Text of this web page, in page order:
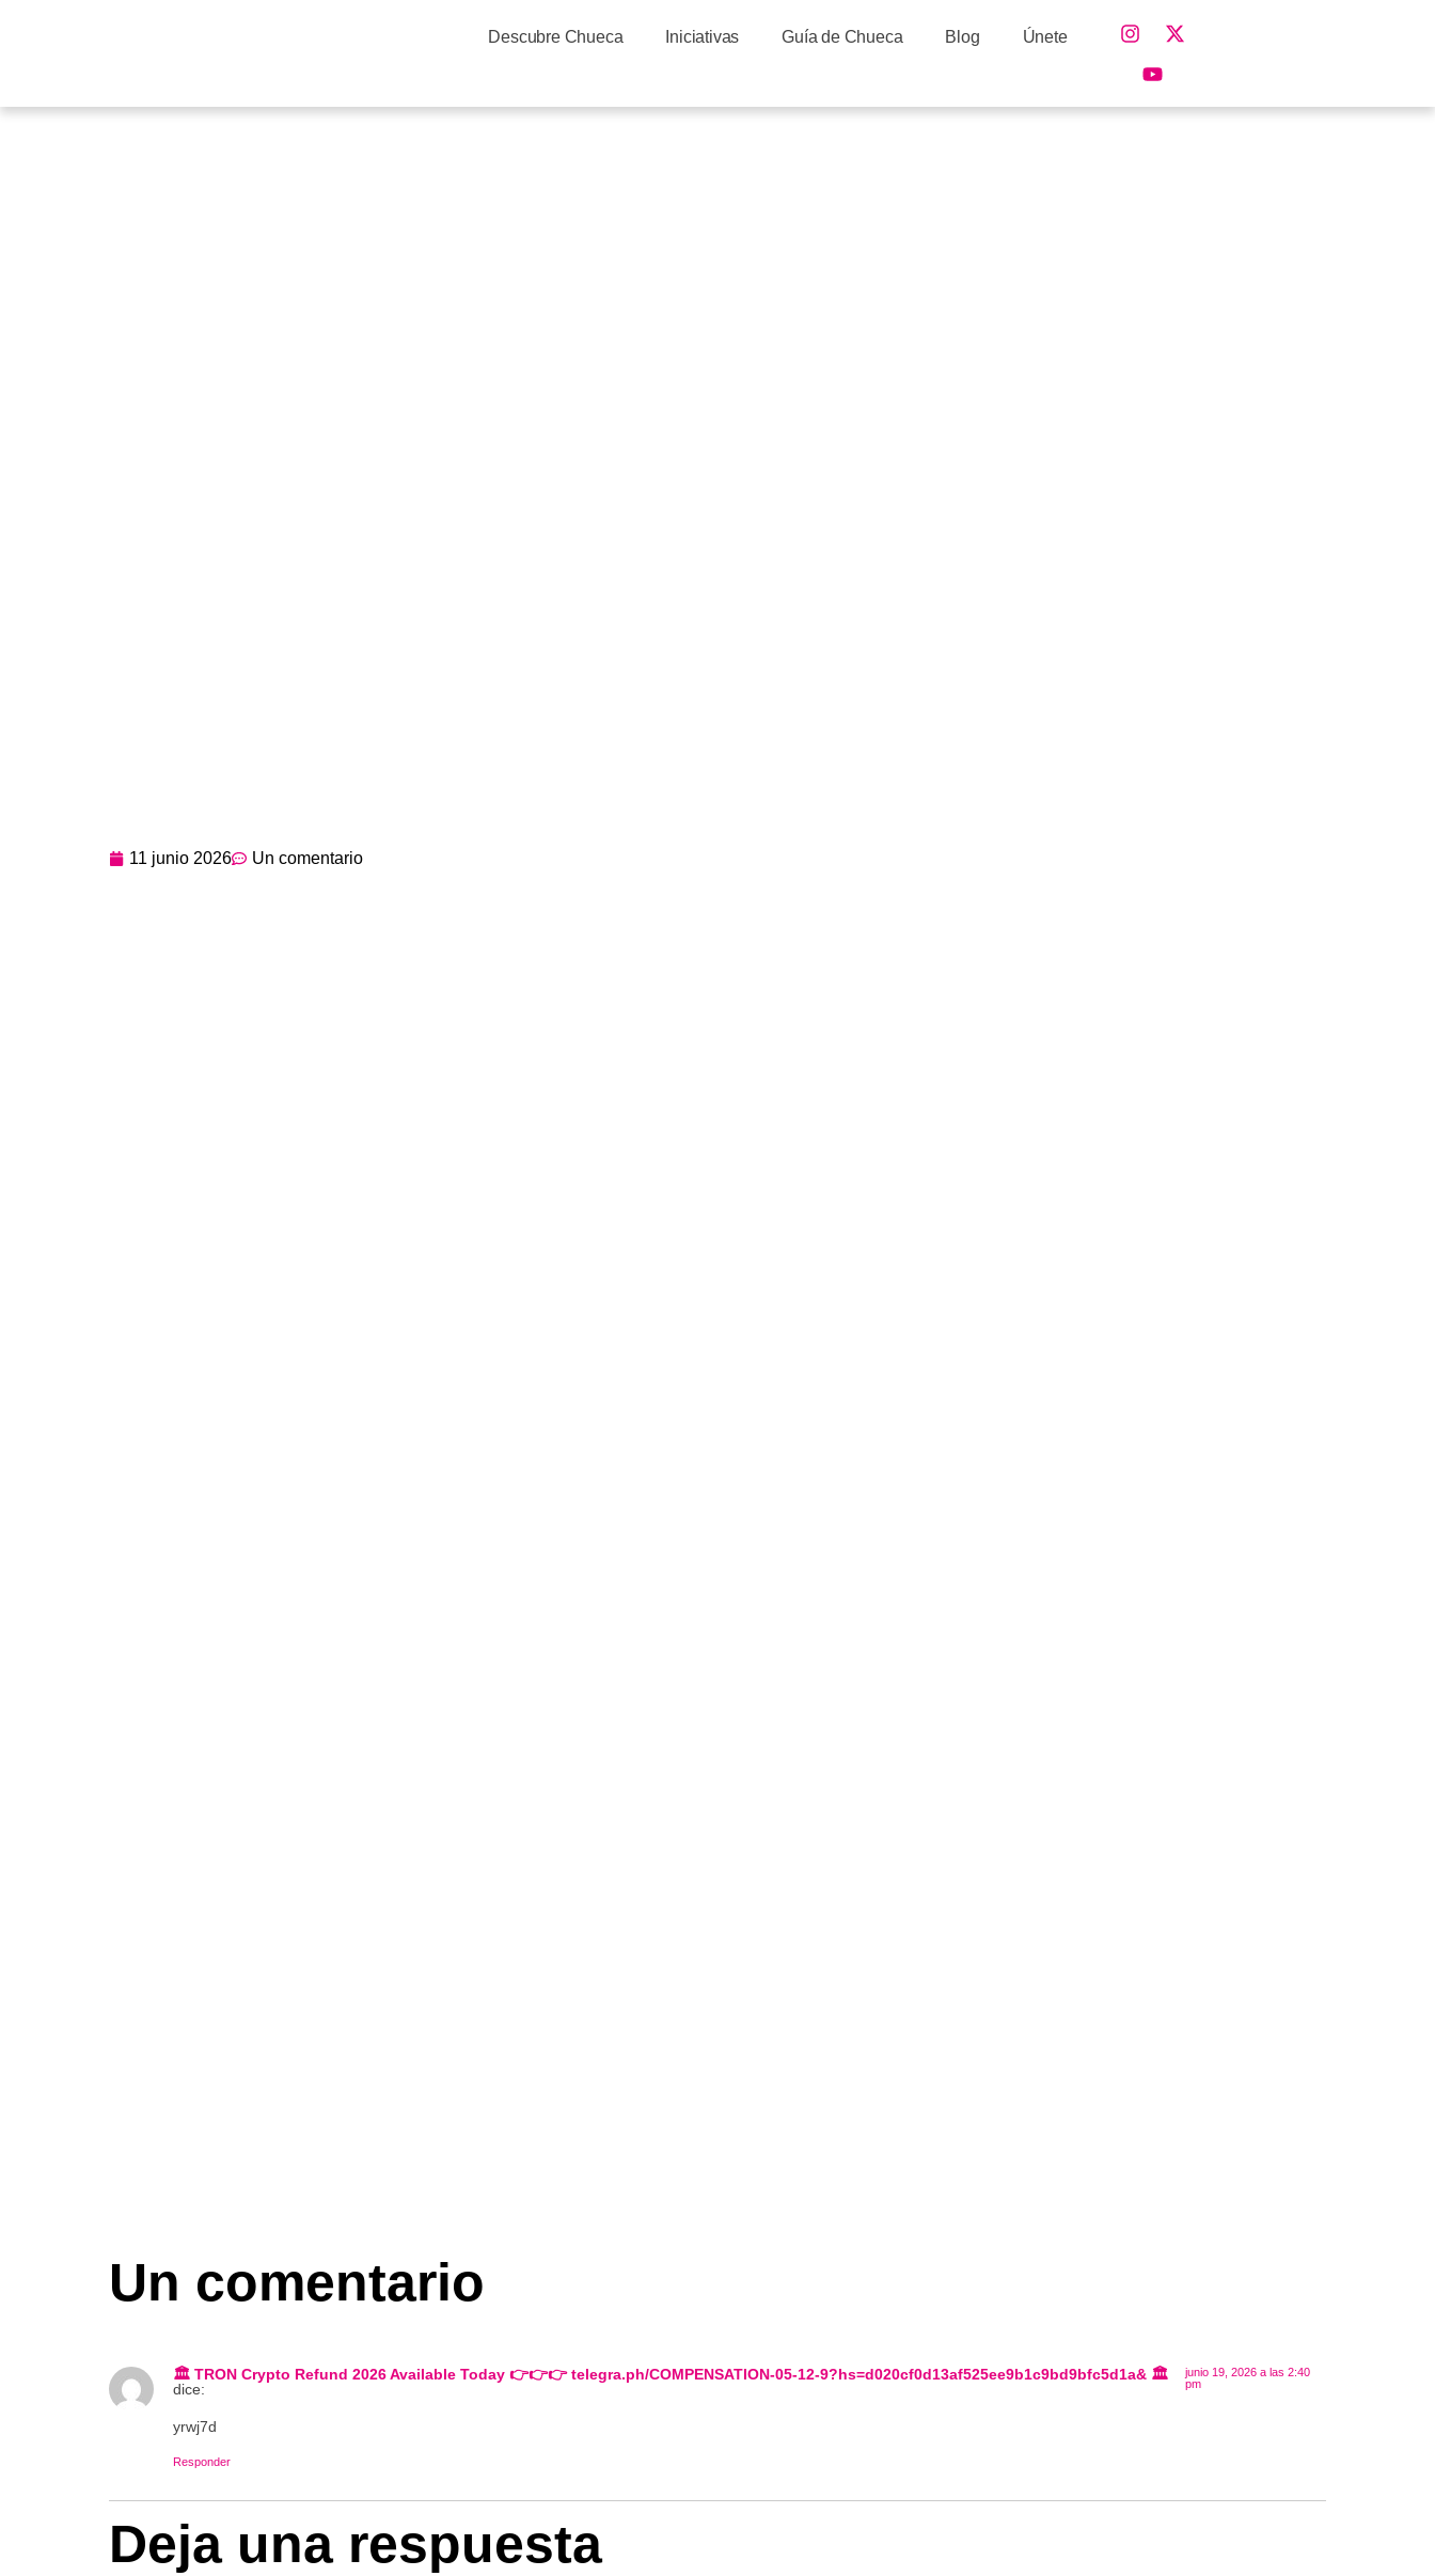
Descubre Chueca Iniciativas Guía de Chueca Blog Únete
11 junio 2026 Un comentario
Un comentario
🏛️ TRON Crypto Refund 2026 Available Today 👉👉👉 telegra.ph/COMPENSATION-05-12-9?hs=d020cf0d13af525ee9b1c9bd9bfc5d1a& 🏛️
dice:
junio 19, 2026 a las 2:40
pm
yrwj7d
Responder
Deja una respuesta